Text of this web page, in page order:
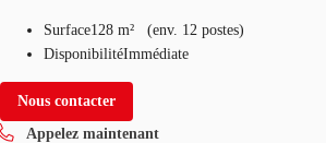
Surface128 m² (env. 12 postes)
DisponibilitéImmédiate
Nous contacter
Appelez maintenant